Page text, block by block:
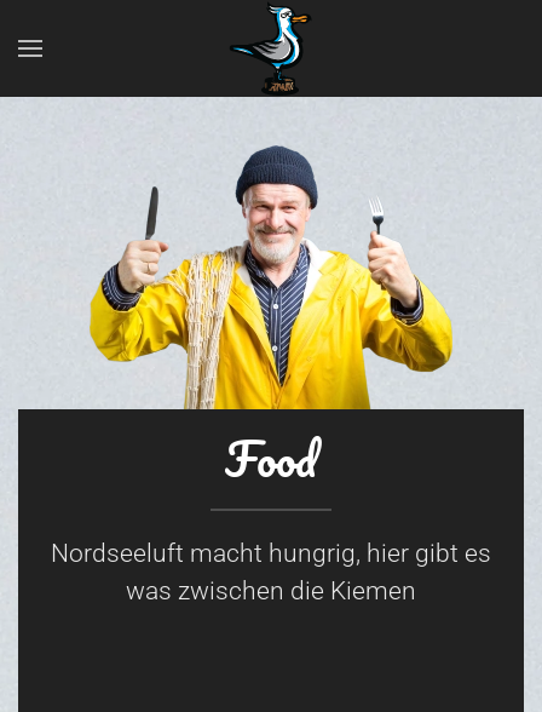
Zum Hauptinhalt springen
Food
Nordseeluft macht hungrig, hier gibt es
was zwischen die Kiemen